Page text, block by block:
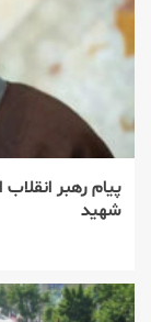
پیام رهبر
شهید